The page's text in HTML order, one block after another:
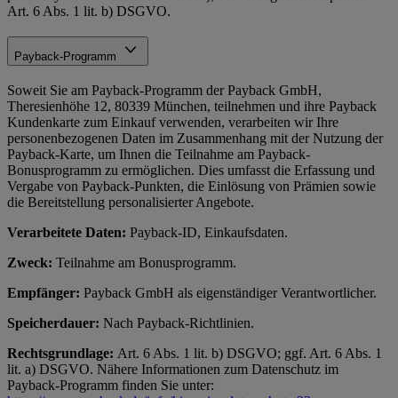
Art. 6 Abs. 1 lit. b) DSGVO.
Payback-Programm
Soweit Sie am Payback-Programm der Payback GmbH,
Theresienhöhe 12, 80339 München, teilnehmen und ihre Payback
Kundenkarte zum Einkauf verwenden, verarbeiten wir Ihre
personenbezogenen Daten im Zusammenhang mit der Nutzung der
Payback-Karte, um Ihnen die Teilnahme am Payback-
Bonusprogramm zu ermöglichen. Dies umfasst die Erfassung und
Vergabe von Payback-Punkten, die Einlösung von Prämien sowie
die Bereitstellung personalisierter Angebote.
Verarbeitete Daten: Payback-ID, Einkaufsdaten.
Zweck: Teilnahme am Bonusprogramm.
Empfänger: Payback GmbH als eigenständiger Verantwortlicher.
Speicherdauer: Nach Payback-Richtlinien.
Rechtsgrundlage: Art. 6 Abs. 1 lit. b) DSGVO; ggf. Art. 6 Abs. 1
lit. a) DSGVO. Nähere Informationen zum Datenschutz im
Payback-Programm finden Sie unter: